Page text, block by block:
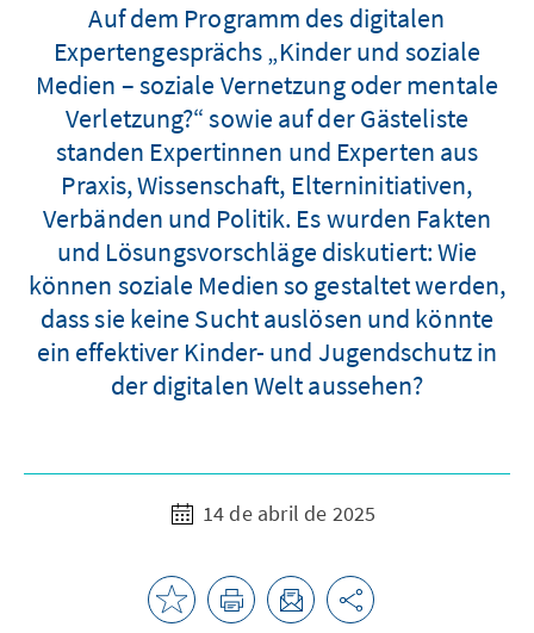
Auf dem Programm des digitalen
Expertengesprächs „Kinder und soziale
Medien – soziale Vernetzung oder mentale
Verletzung?“ sowie auf der Gästeliste
standen Expertinnen und Experten aus
Praxis, Wissenschaft, Elterninitiativen,
Verbänden und Politik. Es wurden Fakten
und Lösungsvorschläge diskutiert: Wie
können soziale Medien so gestaltet werden,
dass sie keine Sucht auslösen und könnte
ein effektiver Kinder- und Jugendschutz in
der digitalen Welt aussehen?
14 de abril de 2025